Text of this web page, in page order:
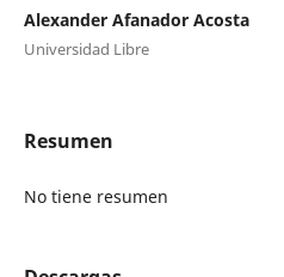
Alexander Afanador Acosta
Universidad Libre
Resumen
No tiene resumen